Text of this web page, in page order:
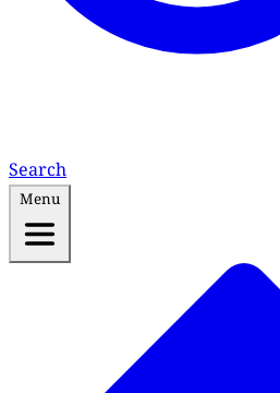
Search
Menu